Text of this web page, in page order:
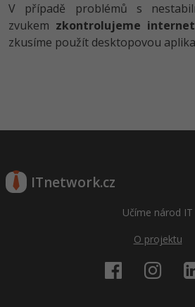
V případě problémů s
zvukem zkontrolujeme
zkusíme použít desktopovou
ITnetwork.cz
Učíme národ IT
O projektu